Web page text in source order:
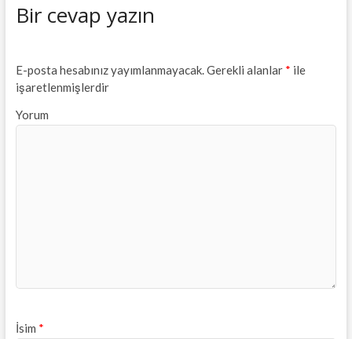
Bir cevap yazın
E-posta hesabınız yayımlanmayacak.Gerekli alanlar * ile
işaretlenmişlerdir
Yorum
İsim *